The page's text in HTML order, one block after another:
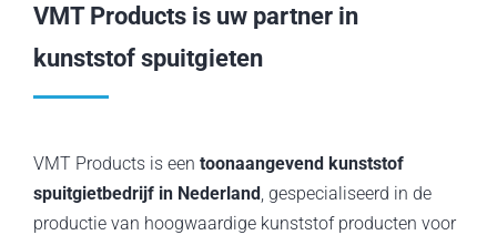
Nieuws/Blog
Contact
VMT Products is uw partner in
kunststof spuitgieten
VMT Products is een toonaangevend kunststof
spuitgietbedrijf in Nederland, gespecialiseerd in de
productie van hoogwaardige kunststof producten voor